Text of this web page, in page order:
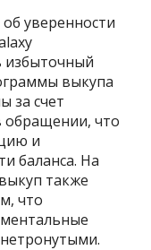
уверенности
избыточный
выкупа
за счет
обращении, что
и
баланса. На
также
что